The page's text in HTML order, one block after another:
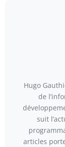
Hugo
de
suit
articles